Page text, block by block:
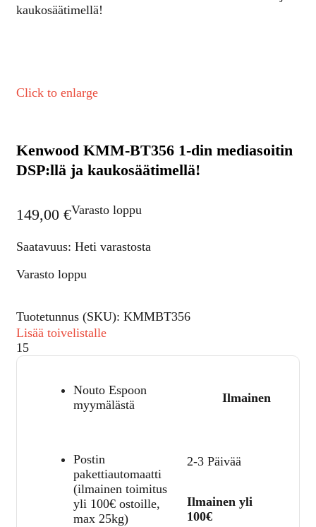
kaukosäätimellä!
Click to enlarge
Kenwood KMM-BT356 1-din mediasoitin
DSP:llä ja kaukosäätimellä!
149,00 €Varasto loppu
Saatavuus: Heti varastosta
Varasto loppu
Tuotetunnus (SKU): KMMBT356
Lisää toivelistalle
15
Nouto Espoon
myymälästä
Ilmainen
Postin
pakettiautomaatti
(ilmainen toimitus
yli 100€ ostoille,
max 25kg)
2-3 Päivää
Ilmainen yli
100€